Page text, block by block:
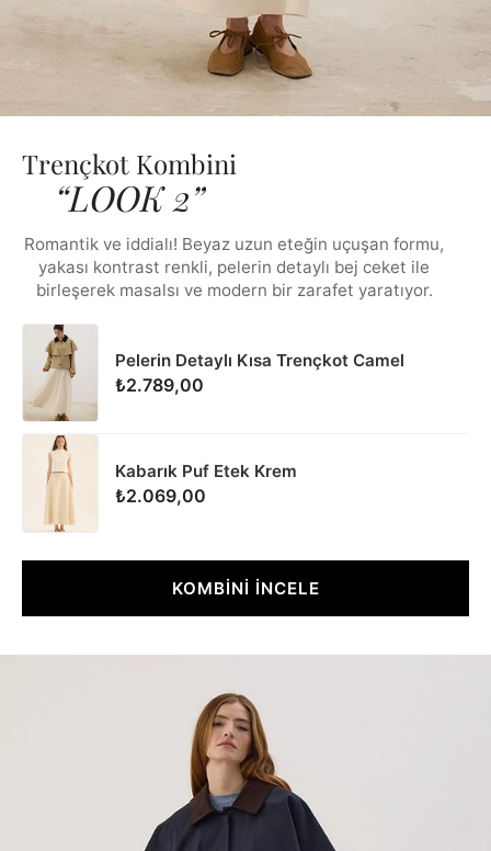
Trençkot Kombini
“LOOK 2”
Romantik ve iddialı! Beyaz uzun eteğin uçuşan formu,
yakası kontrast renkli, pelerin detaylı bej ceket ile
birleşerek masalsı ve modern bir zarafet yaratıyor.
Pelerin Detaylı Kısa Trençkot Camel
₺2.789,00
Kabarık Puf Etek Krem
₺2.069,00
KOMBİNİ İNCELE